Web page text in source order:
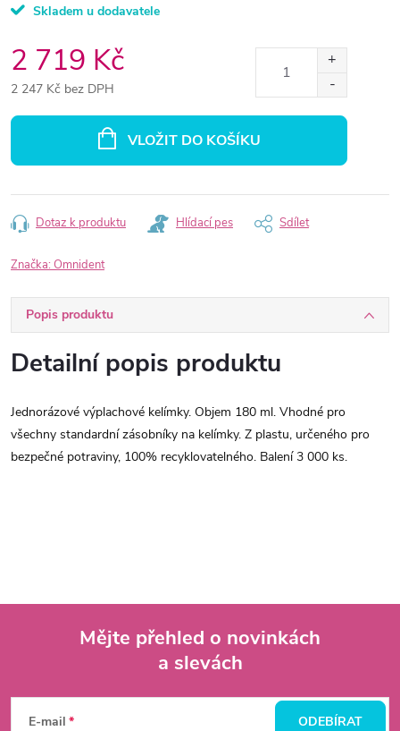
Skladem u dodavatele
2 719 Kč
2 247 Kč bez DPH
VLOŽIT DO KOŠÍKU
Dotaz k produktu Hlídací pes Sdílet
Značka: Omnident
Popis produktu
Detailní popis produktu
Jednorázové výplachové kelímky. Objem 180 ml. Vhodné pro
všechny standardní zásobníky na kelímky. Z plastu, určeného pro
bezpečné potraviny, 100% recyklovatelného. Balení 3 000 ks.
Mějte přehled o novinkách
a slevách
E-mail ODEBÍRAT